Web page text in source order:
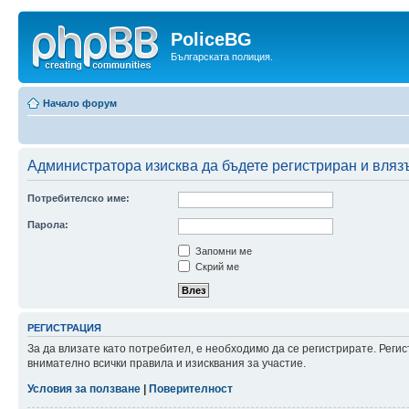
PoliceBG
Българската полиция.
Начало форум
Администратора изисква да бъдете регистриран и
Потребителско име:
Парола:
Запомни ме
Скрий ме
РЕГИСТРАЦИЯ
За да влизате като потребител, е необходимо да се регистрирате.
внимателно всички правила и изисквания за участие.
Условия за ползване
Поверителност